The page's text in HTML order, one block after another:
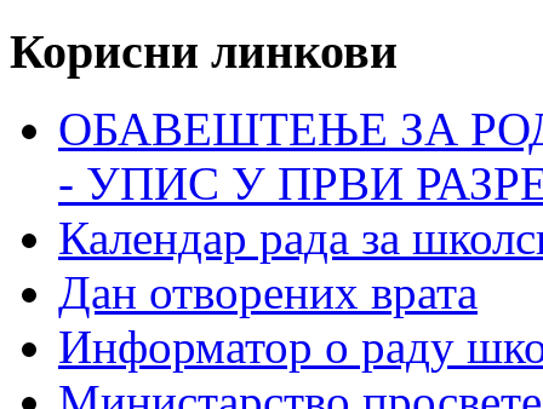
Корисни линкови
ОБАВЕШТЕЊЕ ЗА
- УПИС У ПРВИ
Календар рада за
Дан отворених врата
Информатор о раду